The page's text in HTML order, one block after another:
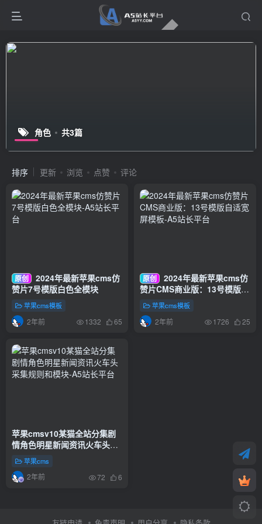
角色 共3篇
排序 更新 浏览 点赞 评论
原创
2024年最新苹果cms仿
赞片7号模版白色全模块
苹果cms模板
2年前 1332 65
原创
2024年最新苹果cms仿
赞片CMS商业版：13号模版自
适宽屏模板
苹果cms模板
2年前 1726 25
苹果cmsv10某猫全站分集剧
情角色明星新闻资讯火车头采
集规则和模块
苹果cms
2年前 72 6